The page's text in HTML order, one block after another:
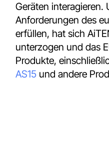
Geräten interagieren.
Anforderungen des
erfüllen, hat sich
unterzogen und das
Produkte,
AS15 und andere